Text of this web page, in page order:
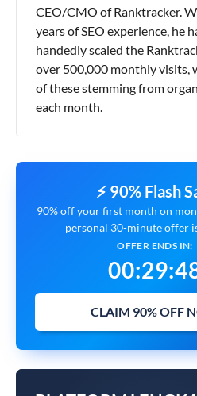
CEO/CMO of Ranktracker.
years of SEO experience, he
handedly scaled the
over 500,000 monthly visits,
of these stemming from
each month.
⚡ 90% Flash
90% off your first month on
personal 30-minute offer
OFFER ENDS IN:
00:29:
CLAIM 90% OFF